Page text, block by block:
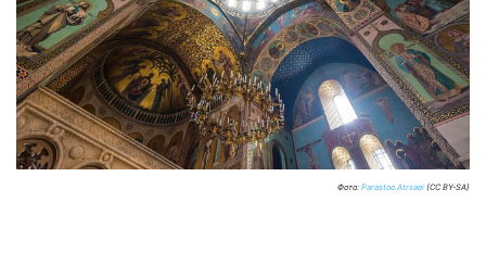
Фото: Parastoo.Atrsaei (CC BY-SA)